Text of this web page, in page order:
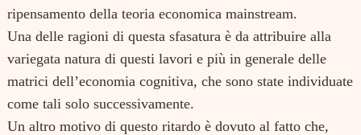
ripensamento della teoria economica mainstream.
Una delle ragioni di questa sfasatura è da attribuire alla
variegata natura di questi lavori e più in generale delle
matrici dell’economia cognitiva, che sono state individuate
come tali solo successivamente.
Un altro motivo di questo ritardo è dovuto al fatto che,